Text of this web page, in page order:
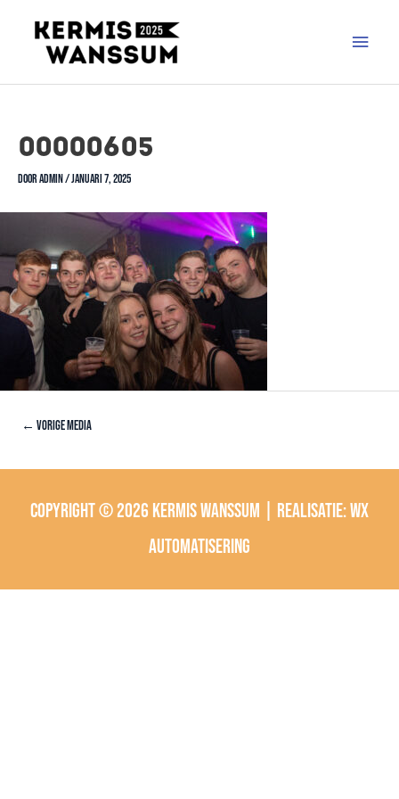
00000605
Dooradmin /januari 7, 2025
← Vorige Media
Copyright © 2026 Kermis Wanssum | Realisatie:wx
automatisering